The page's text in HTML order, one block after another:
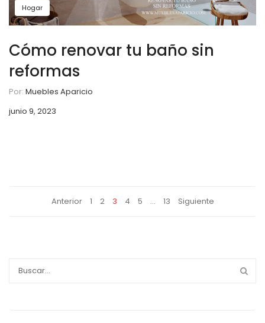
Hogar
Cómo renovar tu baño sin
reformas
Por: Muebles Aparicio
junio 9, 2023
Anterior 1 2 3 4 5 … 13 Siguiente